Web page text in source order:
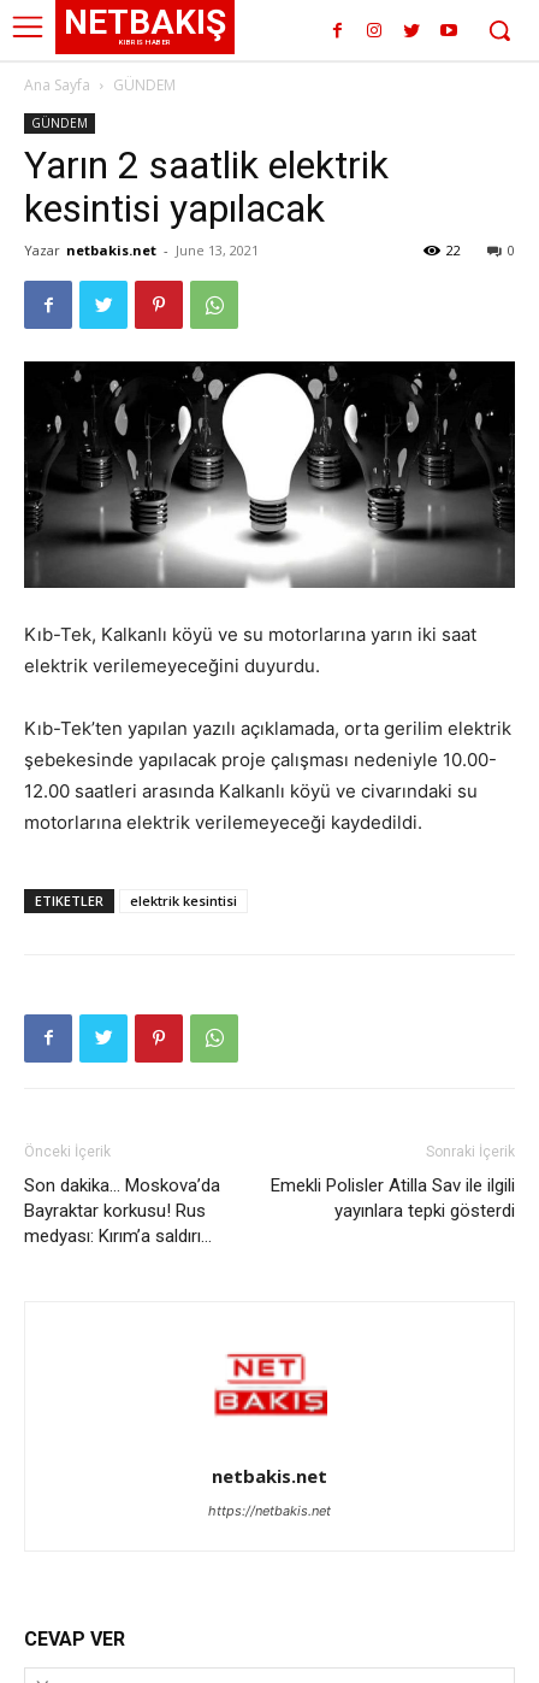
NETBAKIŞ
KIBRIS HABER
Ana Sayfa GÜNDEM
GÜNDEM
Yarın 2 saatlik elektrik
kesintisi yapılacak
Yazar netbakis.net - June 13, 2021 0
22
Kıb-Tek, Kalkanlı köyü ve su motorlarına yarın iki saat
elektrik verilemeyeceğini duyurdu.
Kıb-Tek’ten yapılan yazılı açıklamada, orta gerilim elektrik
şebekesinde yapılacak proje çalışması nedeniyle 10.00-
12.00 saatleri arasında Kalkanlı köyü ve civarındaki su
motorlarına elektrik verilemeyeceği kaydedildi.
ETIKETLER elektrik kesintisi
Önceki İçerik
Son dakika… Moskova’da
Bayraktar korkusu! Rus
medyası: Kırım’a saldırı…
Sonraki İçerik
Emekli Polisler Atilla Sav ile ilgili
yayınlara tepki gösterdi
netbakis.net
https://netbakis.net
CEVAP VER